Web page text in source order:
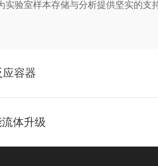
验室样本存储与分析提供坚实的支
容器
体升级